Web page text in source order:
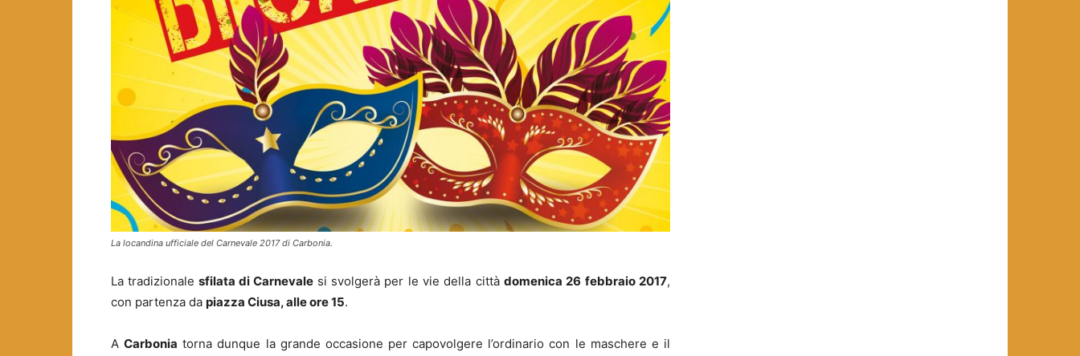
La locandina ufficiale del Carnevale 2017 di Carbonia.
La tradizionale sfilata di Carnevale si svolgerà per le vie della cittàdomenica 26 febbraio 2017,
con partenza da piazza Ciusa, alle ore 15.
ACarbonia torna dunque la grande occasione per capovolgere l’ordinario con le maschere e il